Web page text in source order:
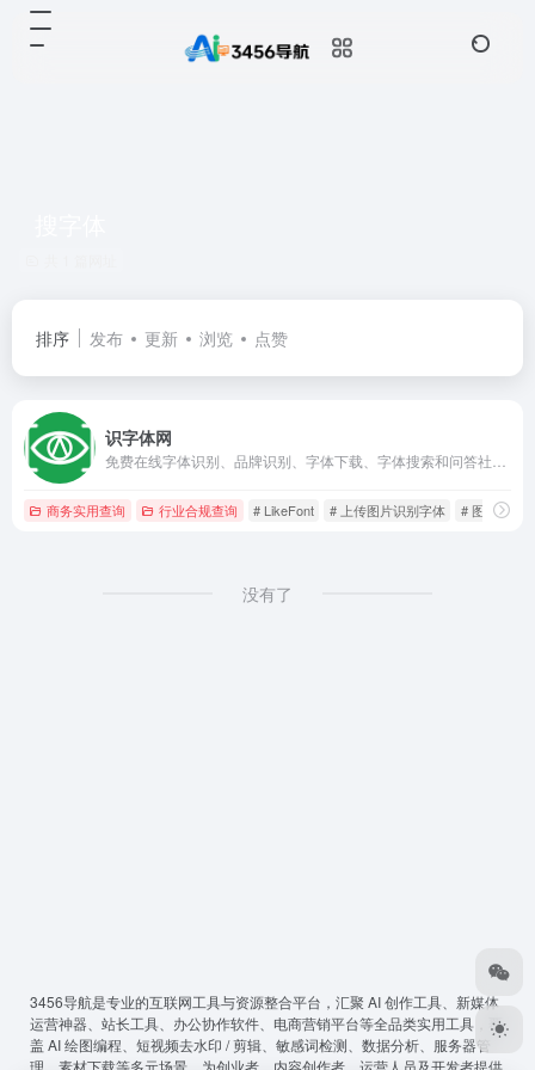
排序 发布 更新 浏览 点赞
识字体网
商务实用查询 行业合规查询 # LikeFont # 上传图片识别字体 # 图片字体
没有了
3456导航是专业的互联网工具与资源整合平台，汇聚 AI 创作工具、新媒体
运营神器、站长工具、办公协作软件、电商营销平台等全品类实用工具，覆
盖 AI 绘图编程、短视频去水印 / 剪辑、敏感词检测、数据分析、服务器管
理、素材下载等多元场景，为创业者、内容创作者、运营人员及开发者提供